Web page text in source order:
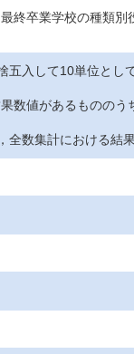
終卒業学校の種類別
入して10単位とし
数値があるものの
数集計における結